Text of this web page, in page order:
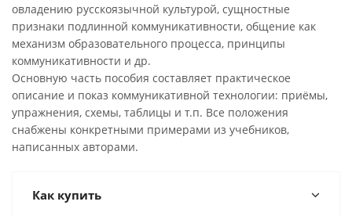
овладению русскоязычной культурой, сущностные
признаки подлинной коммуникативности, общение как
механизм образовательного процесса, принципы
коммуникативности и др.
Основную часть пособия составляет практическое
описание и показ коммуникативной технологии: приёмы,
упражнения, схемы, таблицы и т.п. Все положения
снабжены конкретными примерами из учебников,
написанных авторами.
Как купить